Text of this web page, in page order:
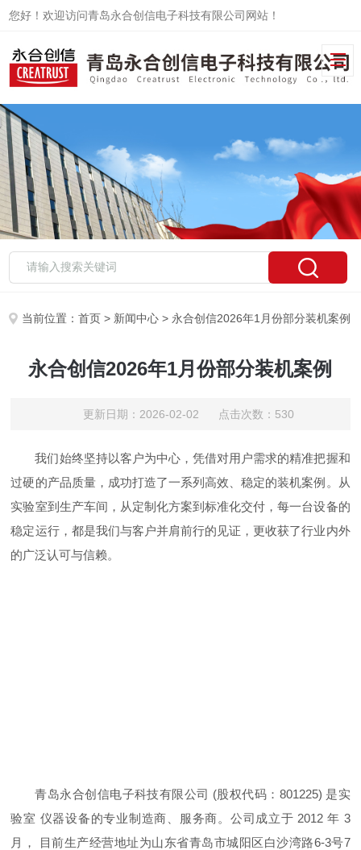
您好！欢迎访问青岛永合创信电子科技有限公司网站！
当前位置：首页 > 新闻中心 > 永合创信2026年1月份部分装机案例
永合创信2026年1月份部分装机案例
更新日期：2026-02-02 点击次数：530
我们始终坚持以客户为中心，凭借对用户需求的精准把握和
过硬的产品质量，成功打造了一系列高效、稳定的装机案例。从
实验室到生产车间，从定制化方案到标准化交付，每一台设备的
稳定运行，都是我们与客户并肩前行的见证，更收获了行业内外
的广泛认可与信赖。
青岛永合创信电子科技有限公司 (股权代码：801225) 是实
验室 仪器设备的专业制造商、服务商。公司成立于 2012 年 3
月， 目前生产经营地址为山东省青岛市城阳区白沙湾路6-3号7